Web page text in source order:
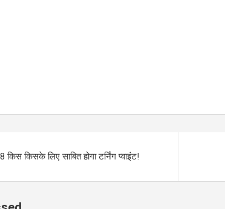
किसके लिए साबित होगा टर्निंग प्वाइंट!